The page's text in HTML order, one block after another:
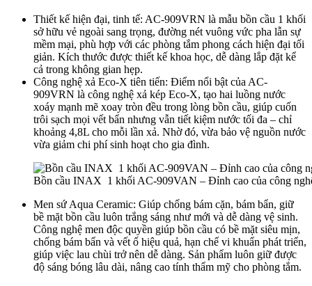
Thiết kế hiện đại, tinh tế: AC-909VRN là mẫu bồn cầu 1 khối
sở hữu vẻ ngoài sang trọng, đường nét vuông vức pha lẫn sự
mềm mại, phù hợp với các phòng tắm phong cách hiện đại tối
giản. Kích thước được thiết kế khoa học, dễ dàng lắp đặt kể
cả trong không gian hẹp.
Công nghệ xả Eco-X tiên tiến: Điểm nổi bật của AC-
909VRN là công nghệ xả kép Eco-X, tạo hai luồng nước
xoáy mạnh mẽ xoay tròn đều trong lòng bồn cầu, giúp cuốn
trôi sạch mọi vết bẩn nhưng vẫn tiết kiệm nước tối đa – chỉ
khoảng 4,8L cho mỗi lần xả. Nhờ đó, vừa bảo vệ nguồn nước
vừa giảm chi phí sinh hoạt cho gia đình.
Bồn cầu INAX 1 khối AC-909VAN – Đỉnh cao của công
Men sứ Aqua Ceramic: Giúp chống bám cặn, bám bẩn, giữ
bề mặt bồn cầu luôn trắng sáng như mới và dễ dàng vệ sinh.
Công nghệ men độc quyền giúp bồn cầu có bề mặt siêu mịn,
chống bám bẩn và vết ố hiệu quả, hạn chế vi khuẩn phát triển,
giúp việc lau chùi trở nên dễ dàng. Sản phẩm luôn giữ được
độ sáng bóng lâu dài, nâng cao tính thẩm mỹ cho phòng tắm.